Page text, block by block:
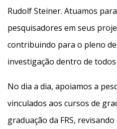
Rudolf Steiner. Atuamos
pesquisadores em seus
contribuindo para o pleno
investigação dentro de
No dia a dia, apoiamos a
vinculados aos cursos de
graduação da FRS,